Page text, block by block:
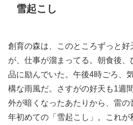
雪起こし
創育の森は、このところずっと
が、仕事が溜まってる。朝食後
品に励んでいた。午後4時ごろ、
構な雨風だ。さすがの好天も1週
外が暗くなったあたりから、雷
年初めての「雪起こし」。これ